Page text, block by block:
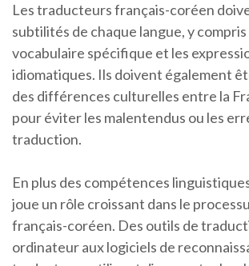
Les traducteurs français-coréen
subtilités de chaque langue, y compris
vocabulaire spécifique et les
idiomatiques. Ils doivent également
des différences culturelles entre la
pour éviter les malentendus ou les
traduction.
En plus des compétences
joue un rôle croissant dans le
français-coréen. Des outils de
ordinateur aux logiciels de